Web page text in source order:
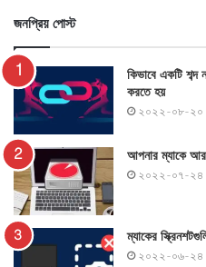
জনপ্রিয় পোস্ট
কিভাবে একটি শব্দ
করতে হয়
২০২২-০৮-২০
আপনার ম্যাকে
২০২২-০৭-২৪
ম্যাকের
২০২২-০৬-২৪